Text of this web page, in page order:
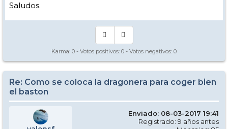
Saludos.
Karma: 0 - Votos positivos: 0 - Votos negativos: 0
Re: Como se coloca la dragonera para coger bien
el baston
Enviado: 08-03-2017 19:41
Registrado: 9 años antes